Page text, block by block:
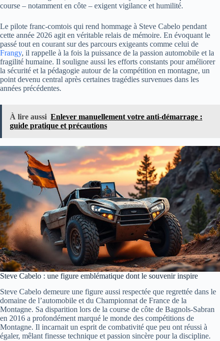
course – notamment en côte – exigent vigilance et humilité.
Le pilote franc-comtois qui rend hommage à Steve Cabelo pendant
cette année 2026 agit en véritable relais de mémoire. En évoquant le
passé tout en courant sur des parcours exigeants comme celui de
Frangy, il rappelle à la fois la puissance de la passion automobile et la
fragilité humaine. Il souligne aussi les efforts constants pour améliorer
la sécurité et la pédagogie autour de la compétition en montagne, un
point devenu central après certaines tragédies survenues dans les
années précédentes.
À lire aussi Enlever manuellement votre anti-démarrage :
guide pratique et précautions
Steve Cabelo : une figure emblématique dont le souvenir inspire
Steve Cabelo demeure une figure aussi respectée que regrettée dans le
domaine de l’automobile et du Championnat de France de la
Montagne. Sa disparition lors de la course de côte de Bagnols-Sabran
en 2016 a profondément marqué le monde des compétitions de
Montagne. Il incarnait un esprit de combativité que peu ont réussi à
égaler, mêlant finesse technique et passion sincère pour la discipline.